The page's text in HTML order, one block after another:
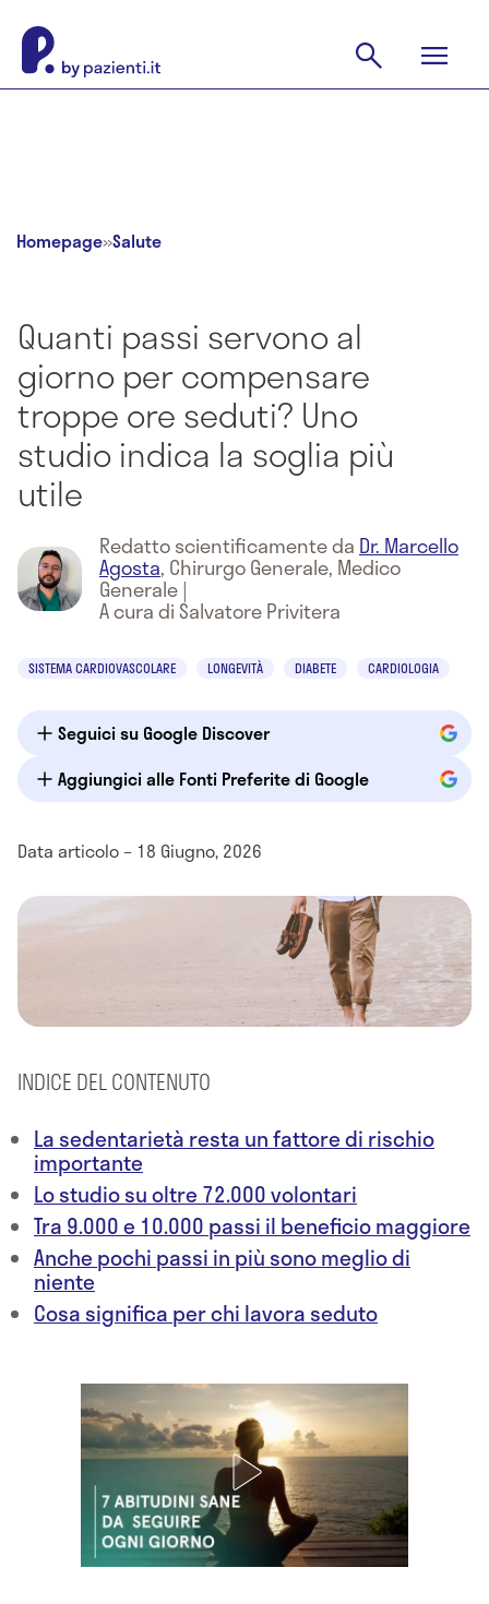
Homepage»Salute
Quanti passi servono al
giorno per compensare
troppe ore seduti? Uno
studio indica la soglia più
utile
Redatto scientificamente da Dr. Marcello
Agosta, Chirurgo Generale, Medico
Generale|
A cura di Salvatore Privitera
SISTEMA CARDIOVASCOLARE LONGEVITÀ DIABETE CARDIOLOGIA
Seguici su Google Discover
Aggiungici alle Fonti Preferite di Google
Data articolo – 18 Giugno, 2026
INDICE DEL CONTENUTO
La sedentarietà resta un fattore di rischio
importante
Lo studio su oltre 72.000 volontari
Tra 9.000 e 10.000 passi il beneficio maggiore
Anche pochi passi in più sono meglio di
niente
Cosa significa per chi lavora seduto